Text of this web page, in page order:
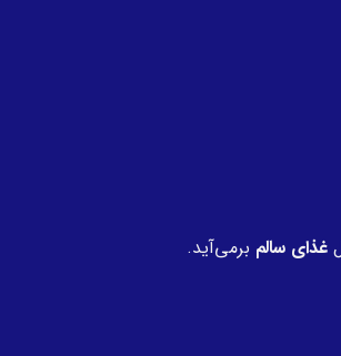
غذای سالم برمی‌آید.